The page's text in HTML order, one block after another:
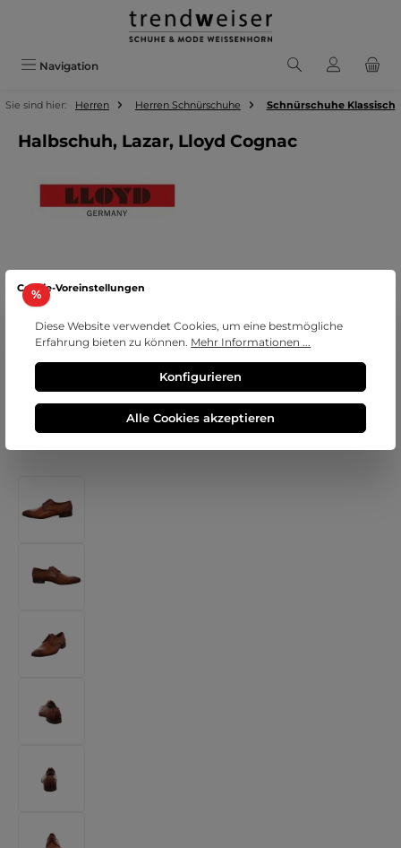
Zum Hauptinhalt springen
Navigation
Sie sind hier: Herren Herren Schnürschuhe Schnürschuhe Klassisch
Halbschuh, Lazar, Lloyd Cognac
Bildergalerie überspringen
%Rabatt
Cookie-Voreinstellungen
Diese Website verwendet Cookies, um eine bestmögliche
Erfahrung bieten zu können. Mehr Informationen ...
Konfigurieren
Alle Cookies akzeptieren